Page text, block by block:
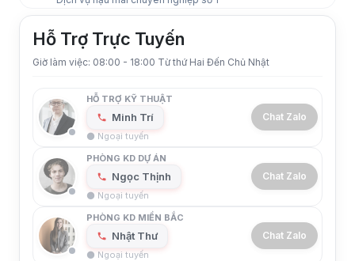
Hỗ Trợ Trực Tuyến
Giờ làm việc: 08:00 - 18:00 Từ thứ Hai Đến Chủ Nhật
HỖ TRỢ KỸ THUẬT
Minh Trí
⚫ Ngoại tuyến
Chat Zalo
PHÒNG KD DỰ ÁN
Ngọc Thịnh
⚫ Ngoại tuyến
Chat Zalo
PHÒNG KD MIỀN BẮC
Nhật Thư
⚫ Ngoại tuyến
Chat Zalo